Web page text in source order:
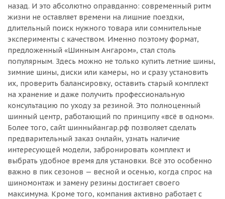
назад. И это абсолютно оправданно: современный ритм
жизни не оставляет времени на лишние поездки,
длительный поиск нужного товара или сомнительные
эксперименты с качеством. Именно поэтому формат,
предложенный «Шинным Ангаром», стал столь
популярным. Здесь можно не только купить летние шины,
зимние шины, диски или камеры, но и сразу установить
их, проверить балансировку, оставить старый комплект
на хранение и даже получить профессиональную
консультацию по уходу за резиной. Это полноценный
шинный центр, работающий по принципу «всё в одном».
Более того, сайт шинныйангар.рф позволяет сделать
предварительный заказ онлайн, узнать наличие
интересующей модели, забронировать комплект и
выбрать удобное время для установки. Всё это особенно
важно в пик сезонов — весной и осенью, когда спрос на
шиномонтаж и замену резины достигает своего
максимума. Кроме того, компания активно работает с